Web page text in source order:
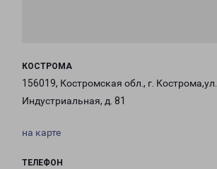
КОСТРОМА
156019, Костромская обл., г. Кострома,ул.
Индустриальная, д. 81
на карте
ТЕЛЕФОН